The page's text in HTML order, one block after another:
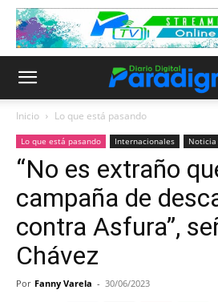
Inicio Lo que está pasando
Lo que está pasando Internacionales Noticia
“No es extraño
campaña de
contra Asfura”,
Chávez
Por Fanny Varela - 30/06/2023